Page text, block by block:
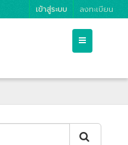
เข้าสู่ระบบ ลงทะเบียน